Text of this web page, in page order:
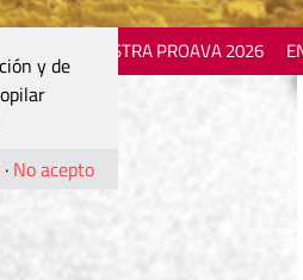
MOSTRA PROAVA 2026
y de
· No acepto